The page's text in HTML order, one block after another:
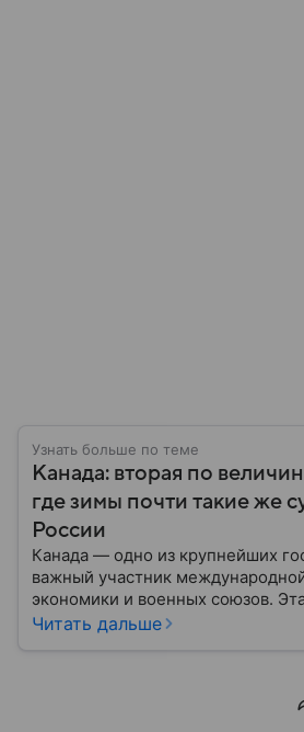
Узнать больше по теме
Канада: вторая по
где зимы почти такие же
России
Канада — одно из крупнейших
важный участник
экономики и военных союзов.
огромную часть Северной
Канада на карте мира, какое там
Читать дальше